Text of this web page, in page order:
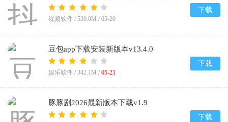
视频软件 / 530.0M / 05-20
下载
豆包app下载安装新版本v13.4.0
娱乐软件 / 342.1M / 05-21
下载
豚豚剧2026最新版本下载v1.9
下载